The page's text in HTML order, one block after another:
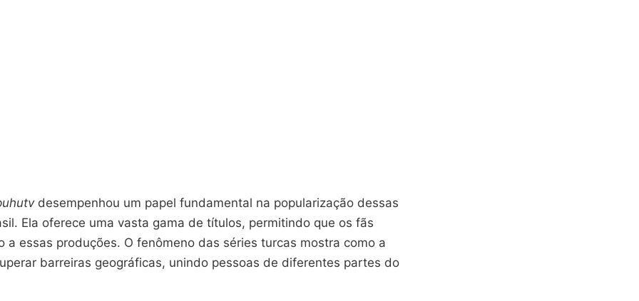
desempenhou um papel fundamental na popularização dessas
Ela oferece uma vasta gama de títulos, permitindo que os fãs
a essas produções. O fenômeno das séries turcas mostra como a
barreiras geográficas, unindo pessoas de diferentes partes do